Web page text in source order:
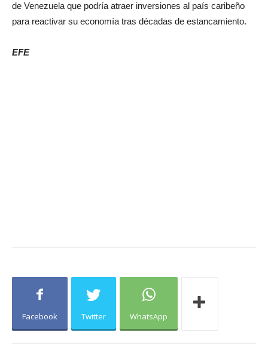
de Venezuela que podría atraer inversiones al país caribeño
para reactivar su economía tras décadas de estancamiento.
EFE
Facebook Twitter WhatsApp